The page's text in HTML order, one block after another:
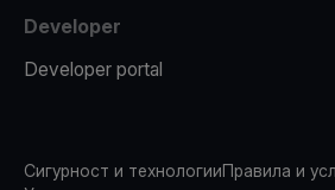
Developer
Developer portal
Сигурност и технологииПравила и